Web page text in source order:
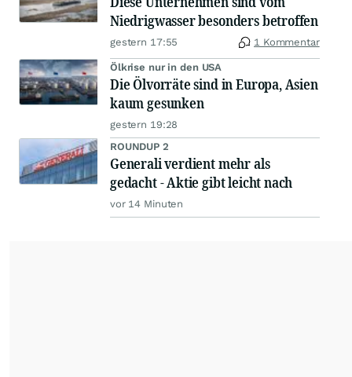
Niedrigwasser besonders betroffen
gestern 17:55 1 Kommentar
Ölkrise nur in den USA
Die Ölvorräte sind in Europa, Asien
kaum gesunken
gestern 19:28
ROUNDUP 2
Generali verdient mehr als
gedacht - Aktie gibt leicht nach
vor 14 Minuten